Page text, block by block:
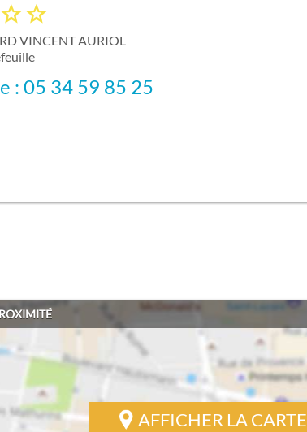
VINCENT AURIOL
: 05 34 59 85 25
AFFICHER LA CARTE